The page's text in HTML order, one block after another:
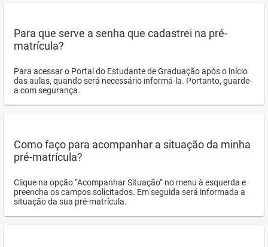
Para que serve a senha que cadastrei na pré-
matrícula?
Para acessar o Portal do Estudante de Graduação após o início
das aulas, quando será necessário informá-la. Portanto, guarde-
a com segurança.
Como faço para acompanhar a situação da minha
pré-matrícula?
Clique na opção “Acompanhar Situação” no menu à esquerda e
preencha os campos solicitados. Em seguida será informada a
situação da sua pré-matrícula.